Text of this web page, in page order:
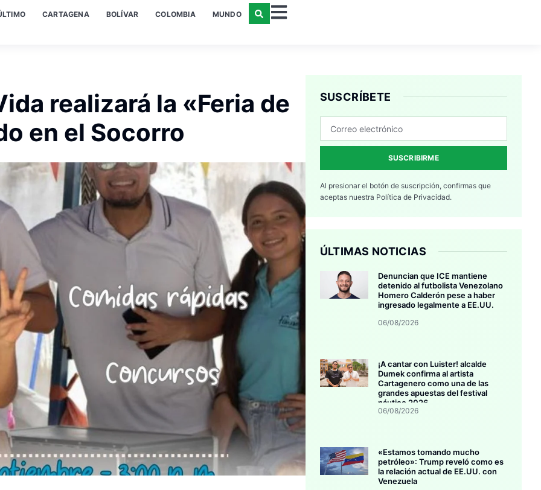
CARTAGENA BOLÍVAR COLOMBIA MUNDO
realizará la «Feria de
en el Socorro
SUSCRÍBETE
SUSCRIBIRME
Al presionar el botón de suscripción, confirmas que
aceptas nuestra Política de Privacidad.
ÚLTIMAS NOTICIAS
Denuncian que ICE mantiene
detenido al futbolista Venezolano
Homero Calderón pese a haber
ingresado legalmente a EE.UU.
06/08/2026
¡A cantar con Luister! alcalde
Dumek confirma al artista
Cartagenero como una de las
grandes apuestas del festival
náutico 2026
06/08/2026
«Estamos tomando mucho
petróleo»: Trump reveló como es
la relación actual de EE.UU. con
Venezuela